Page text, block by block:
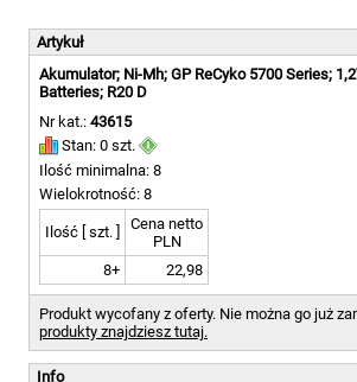
Artykuł
Akumulator; Ni-Mh; GP ReCyko 5700 Series;
Batteries; R20 D
Nr kat.: 43615
Stan: 0 szt.
Ilość minimalna: 8
Wielokrotność: 8
Ilość [ szt. ]
Cena netto
PLN
8+
22,98
Produkt wycofany z oferty. Nie można go już
produkty znajdziesz tutaj.
Info